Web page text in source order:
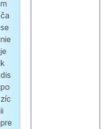
m
ča
se
nie
je
k
dis
po
zíc
ii
pre